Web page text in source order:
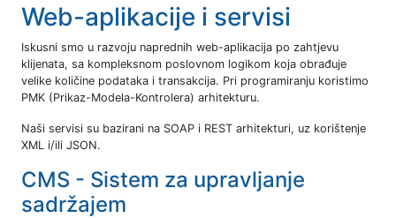
Web-aplikacije i servisi
Iskusni smo u razvoju naprednih web-aplikacija po zahtjevu
klijenata, sa kompleksnom poslovnom logikom koja obrađuje
velike količine podataka i transakcija. Pri programiranju koristimo
PMK (Prikaz-Modela-Kontrolera) arhitekturu.
Naši servisi su bazirani na SOAP i REST arhitekturi, uz korištenje
XML i/ili JSON.
CMS - Sistem za upravljanje
sadržajem